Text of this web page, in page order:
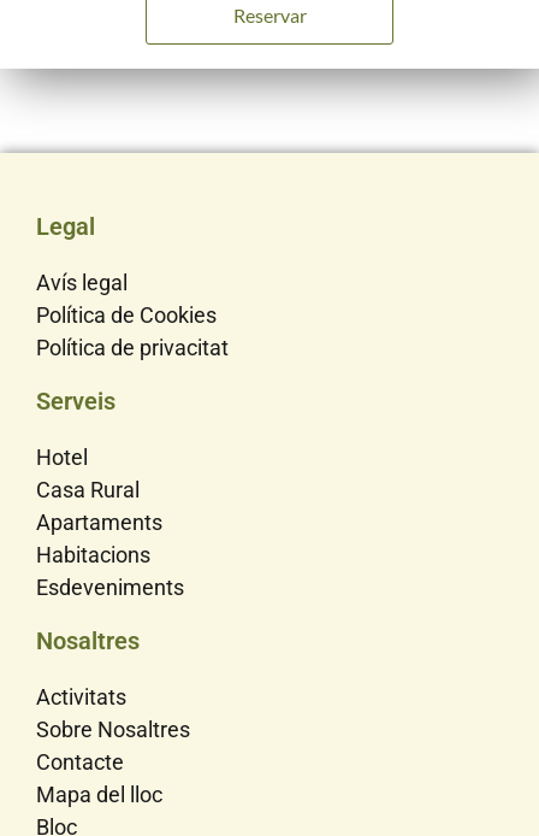
Reservar
Legal
Avís legal
Política de Cookies
Política de privacitat
Serveis
Hotel
Casa Rural
Apartaments
Habitacions
Esdeveniments
Nosaltres
Activitats
Sobre Nosaltres
Contacte
Mapa del lloc
Bloc